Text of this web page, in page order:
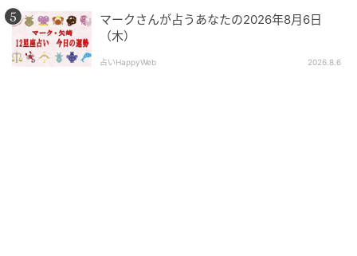
マークさんが占うあなたの2026年8月6日
（木）
占いHappyWeb 2026.8.6